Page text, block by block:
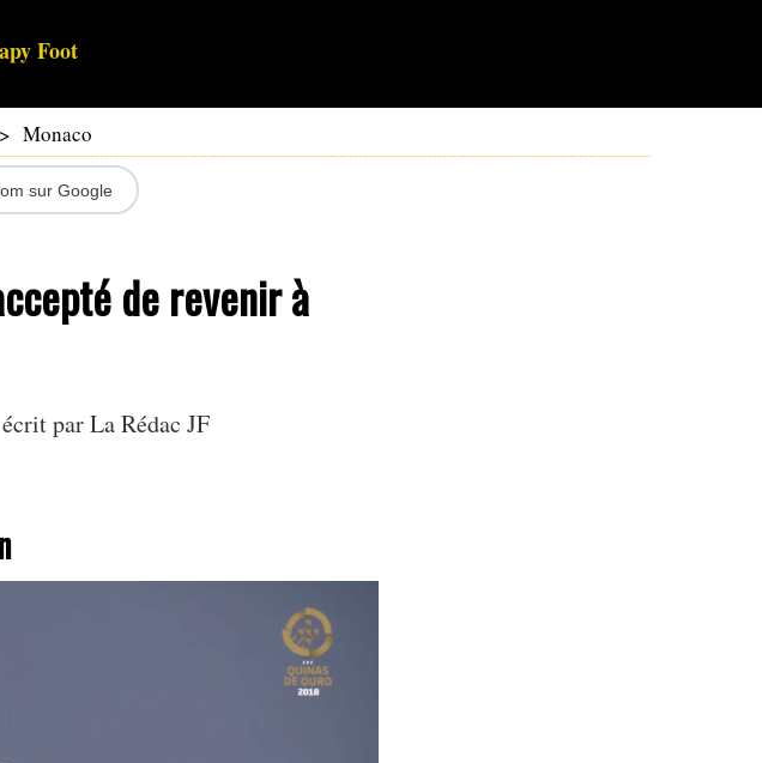
Foot
> Monaco
sur Google
de revenir à
par La Rédac JF